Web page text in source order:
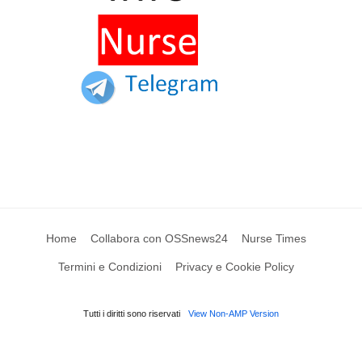
Home Collabora con OSSnews24 Nurse Times
Termini e Condizioni Privacy e Cookie Policy
Tutti i diritti sono riservati View Non-AMP Version